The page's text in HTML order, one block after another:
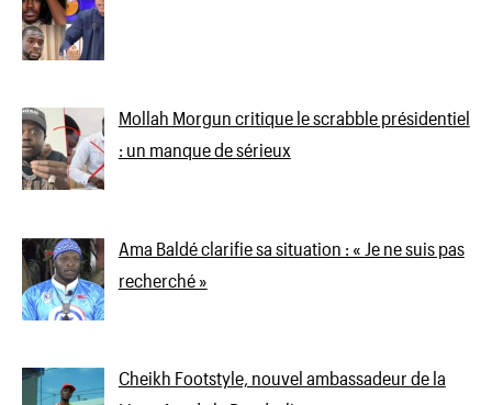
Mollah Morgun critique le scrabble présidentiel
: un manque de sérieux
Ama Baldé clarifie sa situation : « Je ne suis pas
recherché »
Cheikh Footstyle, nouvel ambassadeur de la